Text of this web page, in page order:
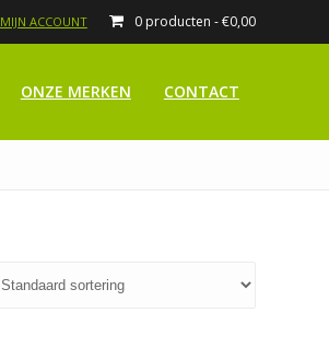
0 producten -€0,00
MIJN ACCOUNT
ONZE MERKEN CONTACT